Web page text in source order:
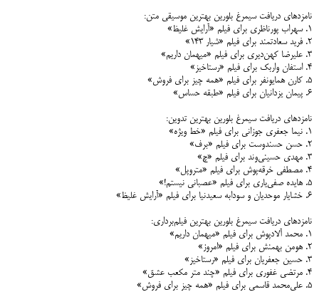
نامزدهای دریافت سیمرغ بلورین بهترین موسیقی متن:
۱. سهراب پورناظری برای فیلم «آرایش غلیظ»
۲. فرید سعادتمند برای فیلم «شیار ۱۴۳»
۳. علیرضا کهن‌دیری برای فیلم «میهمان داریم»
۴. استفان واربک برای فیلم «رستاخیز»
۵. کارن همایونفر برای فیلم «همه چیز برای فروش»
۶. پیمان یزدانیان برای فیلم «طبقه حساس»
نامزدهای دریافت سیمرغ بلورین بهترین تدوین:
۱. نیما جعفری جوزانی برای فیلم «خط ویژه»
۲. حسن حسندوست برای فیلم «برف»
۳. مهدی حسینی‌وند برای فیلم «چ»
۴. مصطفی خرقه‌پوش برای فیلم «متروپل»
۵. هایده صفی‌یاری برای فیلم «عصبانی نیستم!»
۶. خشایار موحدیان و سودابه سعیدنیا برای فیلم «آرایش غلیظ»
نامزدهای دریافت سیمرغ بلورین بهترین فیلم‌برداری:
۱. محمد آلادپوش برای فیلم «میهمان داریم»
۲. هومن بهمنش برای فیلم «امروز»
۳. حسین جعفریان برای فیلم «رستاخیز»
۴. مرتضی غفوری برای فیلم «چند متر مکعب عشق»
۵. علی‌محمد قاسمی برای فیلم «همه چیز برای فروش»